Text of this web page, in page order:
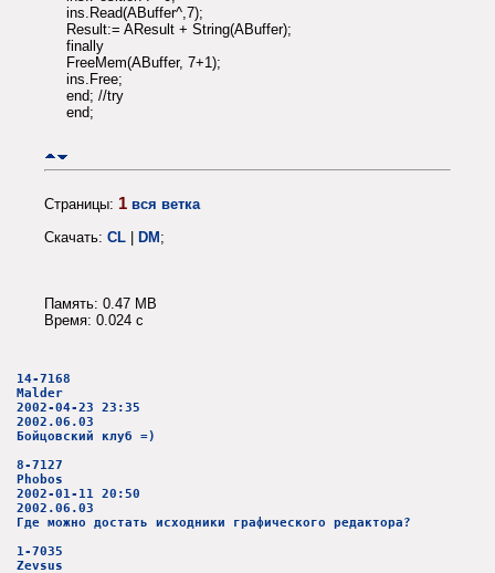
ins.Read(ABuffer^,7);
Result:= AResult + String(ABuffer);
finally
FreeMem(ABuffer, 7+1);
ins.Free;
end; //try
end;
Страницы: 1 вся ветка
Скачать: CL DM ;
Память: 0.47 MB
Время: 0.024 c
14-7168
Malder
2002-04-23 23:35
2002.06.03
Бойцовский клуб =)
8-7127
Phobos
2002-01-11 20:50
2002.06.03
Где можно достать исходники графического редактора?
1-7035
Zevsus